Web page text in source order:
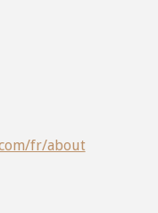
fr/about